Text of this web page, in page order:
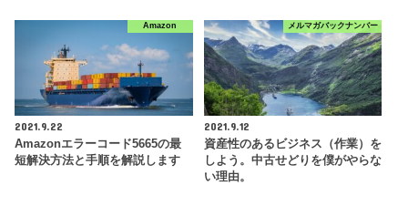
Amazon
2021.9.22
Amazonエラーコード5665の最
短解決方法と手順を解説します
メルマガバックナンバー
2021.9.12
資産性のあるビジネス（作業）を
しよう。中古せどりを僕がやらな
い理由。